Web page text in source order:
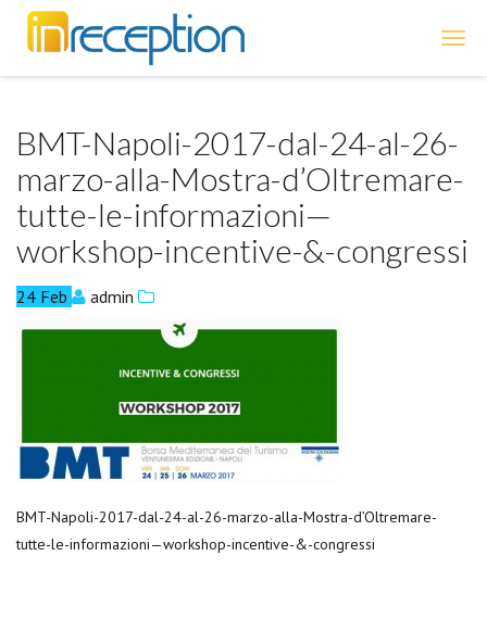
BMT-Napoli-2017-dal-24-al-26-
marzo-alla-Mostra-d’Oltremare-
tutte-le-informazioni—
workshop-incentive-&-congressi
24 Feb admin
BMT-Napoli-2017-dal-24-al-26-marzo-alla-Mostra-d’Oltremare-
tutte-le-informazioni—workshop-incentive-&-congressi